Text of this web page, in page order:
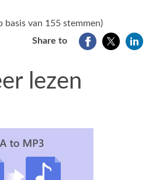
basis van 155 stemmen)
Share to
lezen